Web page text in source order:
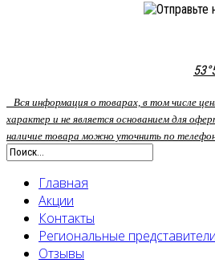
Вся информация о товарах, в том числе
характер и не является основанием для
наличие товара можно уточнить по
Главная
Акции
Контакты
Региональные представители
Отзывы